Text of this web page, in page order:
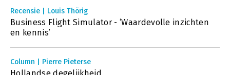
Recensie | Louis Thörig
Business Flight Simulator - ‘Waardevolle inzichten
en kennis’
Column | Pierre Pieterse